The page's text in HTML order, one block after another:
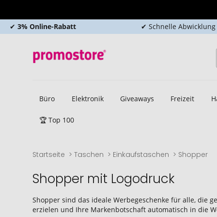
✔ 3% Online-Rabatt ✔ Schnelle Abwicklung
Büro Elektronik Giveaways Freizeit
🏆 Top 100
Startseite Taschen Einkaufstaschen Shopper
Shopper mit Logodruck
Shopper sind das ideale Werbegeschenke für alle, die
erzielen und Ihre Markenbotschaft automatisch in die